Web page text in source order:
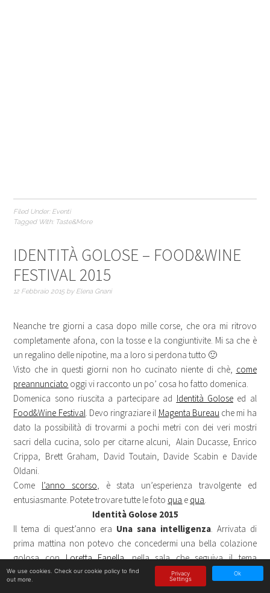
Filed Under: Eventi
Tagged With: Taste&More
IDENTITÀ GOLOSE – FOOD&WINE
FESTIVAL 2015
12 Febbraio 2015 by Elena Gnani
Neanche tre giorni a casa dopo mille corse, che ora mi ritrovo
completamente afona, con la tosse e la congiuntivite. Mi sa che è
un regalino delle nipotine, ma a loro si perdona tutto 🙂
Visto che in questi giorni non ho cucinato niente di chè, come
preannunciato oggi vi racconto un po’ cosa ho fatto domenica.
Domenica sono riuscita a partecipare ad Identità Goloseed al
Food&Wine Festival. Devo ringraziare il Magenta Bureau che mi ha
dato la possibilità di trovarmi a pochi metri con dei veri mostri
sacri della cucina, solo per citarne alcuni, Alain Ducasse, Enrico
Crippa, Brett Graham, David Toutain, Davide Scabin e Davide
Oldani.
Come l’anno scorso, è stata un’esperienza travolgente ed
entusiasmante. Potete trovare tutte le foto qua e qua.
Identità Golose 2015
Il tema di quest’anno era Una sana intelligenza. Arrivata di
prima mattina non potevo che concedermi una bella colazione
golosa conLoretta Fanella. nella sala che seguiva il tema
Identità Naturali. Bisogna sempre cominciare bene la giornata
🙂 guardate che meraviglia, sembra un quadro.
Ok
Privacy
Settings
We use cookies. Check our cookie policy to find
out more.